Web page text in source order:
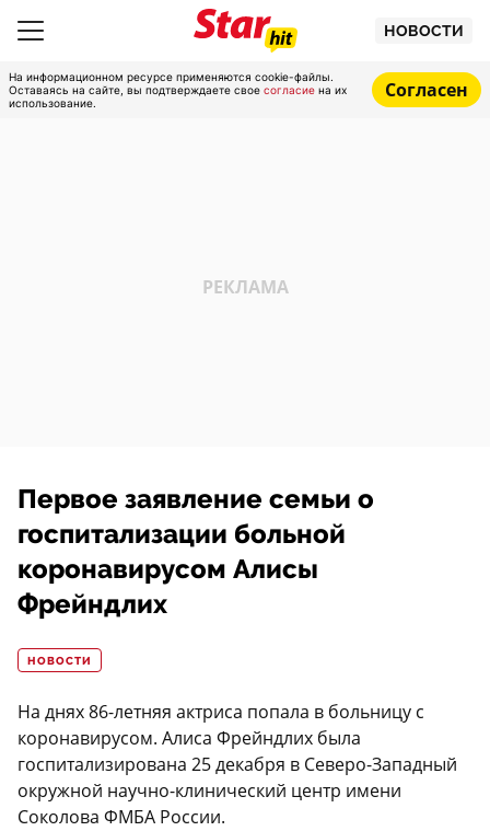
НОВОСТИ
На информационном ресурсе применяются cookie-файлы.
Оставаясь на сайте, вы подтверждаете свое согласие на их
использование.
Согласен
Первое заявление семьи о
госпитализации больной
коронавирусом Алисы
Фрейндлих
НОВОСТИ
На днях 86-летняя актриса попала в больницу с
коронавирусом. Алиса Фрейндлих была
госпитализирована 25 декабря в Северо-Западный
окружной научно-клинический центр имени
Соколова ФМБА России.